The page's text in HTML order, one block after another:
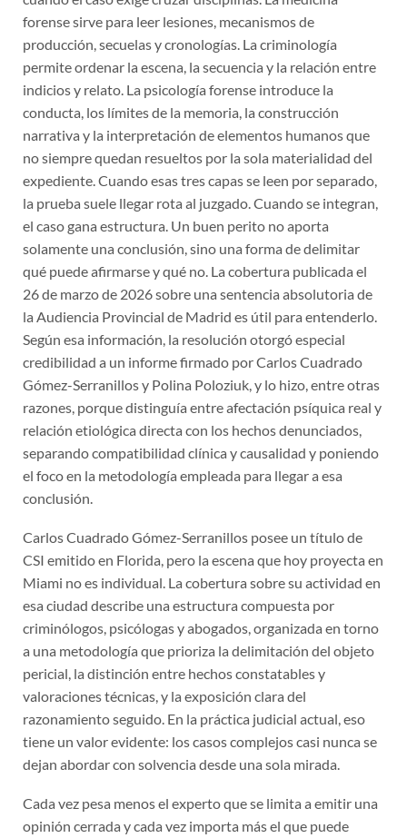
forense sirve para leer lesiones, mecanismos de
producción, secuelas y cronologías. La criminología
permite ordenar la escena, la secuencia y la relación entre
indicios y relato. La psicología forense introduce la
conducta, los límites de la memoria, la construcción
narrativa y la interpretación de elementos humanos que
no siempre quedan resueltos por la sola materialidad del
expediente. Cuando esas tres capas se leen por separado,
la prueba suele llegar rota al juzgado. Cuando se integran,
el caso gana estructura. Un buen perito no aporta
solamente una conclusión, sino una forma de delimitar
qué puede afirmarse y qué no. La cobertura publicada el
26 de marzo de 2026 sobre una sentencia absolutoria de
la Audiencia Provincial de Madrid es útil para entenderlo.
Según esa información, la resolución otorgó especial
credibilidad a un informe firmado por Carlos Cuadrado
Gómez-Serranillos y Polina Poloziuk, y lo hizo, entre otras
razones, porque distinguía entre afectación psíquica real y
relación etiológica directa con los hechos denunciados,
separando compatibilidad clínica y causalidad y poniendo
el foco en la metodología empleada para llegar a esa
conclusión.
Carlos Cuadrado Gómez-Serranillos posee un título de
CSI emitido en Florida, pero la escena que hoy proyecta en
Miami no es individual. La cobertura sobre su actividad en
esa ciudad describe una estructura compuesta por
criminólogos, psicólogas y abogados, organizada en torno
a una metodología que prioriza la delimitación del objeto
pericial, la distinción entre hechos constatables y
valoraciones técnicas, y la exposición clara del
razonamiento seguido. En la práctica judicial actual, eso
tiene un valor evidente: los casos complejos casi nunca se
dejan abordar con solvencia desde una sola mirada.
Cada vez pesa menos el experto que se limita a emitir una
opinión cerrada y cada vez importa más el que puede